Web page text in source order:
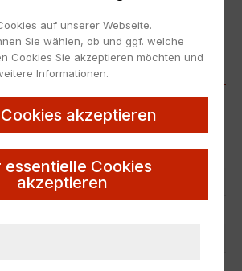
blue #519 H.Kunz
kann Lagerspuren aufweisen.
13458
auf unserer Webseite.
Sie wählen, ob und ggf. welche
Cookies Sie akzeptieren möchten und
Informationen.
akzeptieren
essentielle Cookies
akzeptieren